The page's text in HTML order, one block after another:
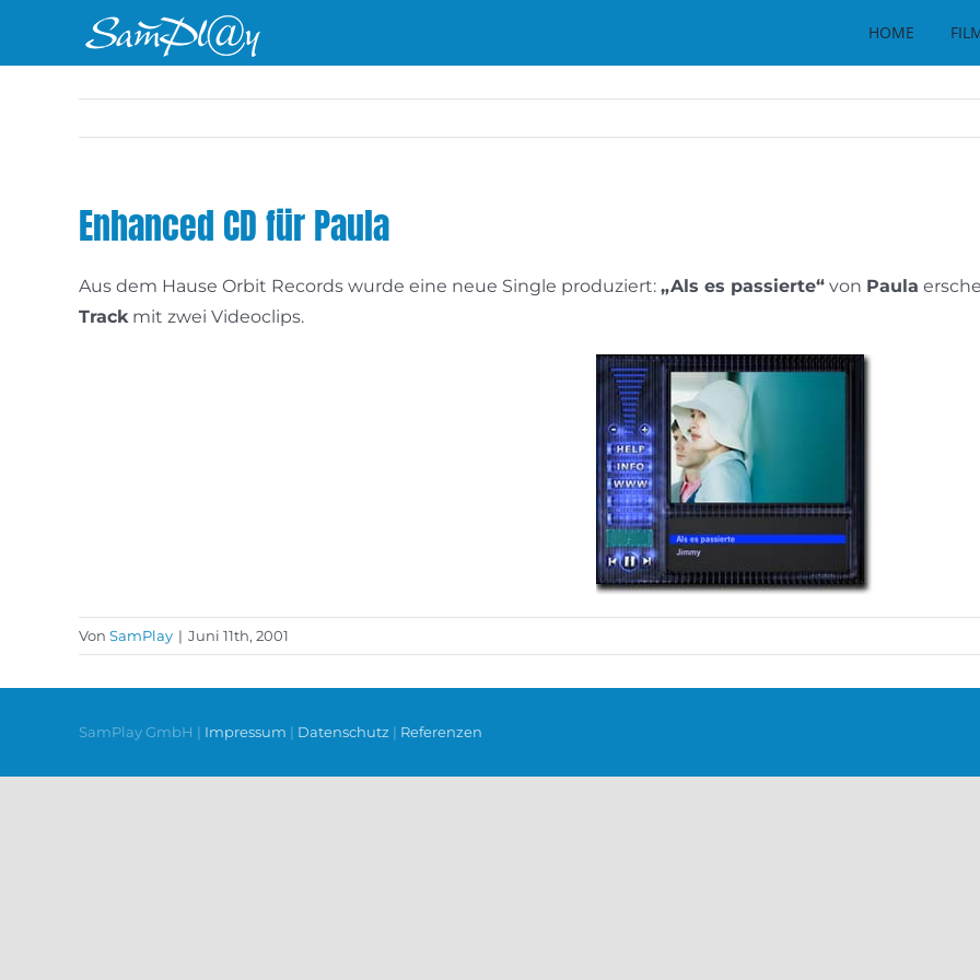
HOME
Enhanced CD für Paula
Aus dem Hause Orbit Records wurde eine neue Single produziert: „Als es passierte“ von Paula
Trackmit zwei Videoclips.
Von SamPlay | Juni 11th, 2001
SamPlay GmbH | Impressum | Datenschutz | Referenzen